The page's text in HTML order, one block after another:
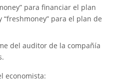
para financiar el plan
para el plan de
del auditor de la compañía
economista: